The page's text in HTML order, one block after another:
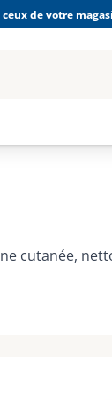
de votre
cutanée,